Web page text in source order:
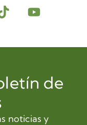
de
noticias y